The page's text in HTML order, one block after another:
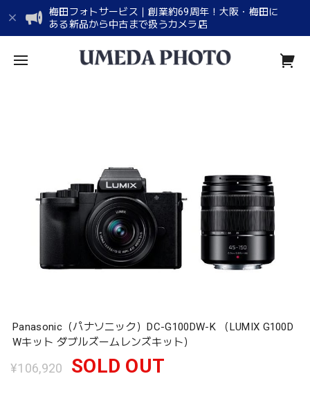
梅田フォトサービス｜創業約69周年！大阪・梅田に
ある新品から中古まで扱うカメラ店
Panasonic（パナソニック）DC-G100DW-K （LUMIX G100D
Wキット ダブルズームレンズキット）
¥106,920 SOLD OUT